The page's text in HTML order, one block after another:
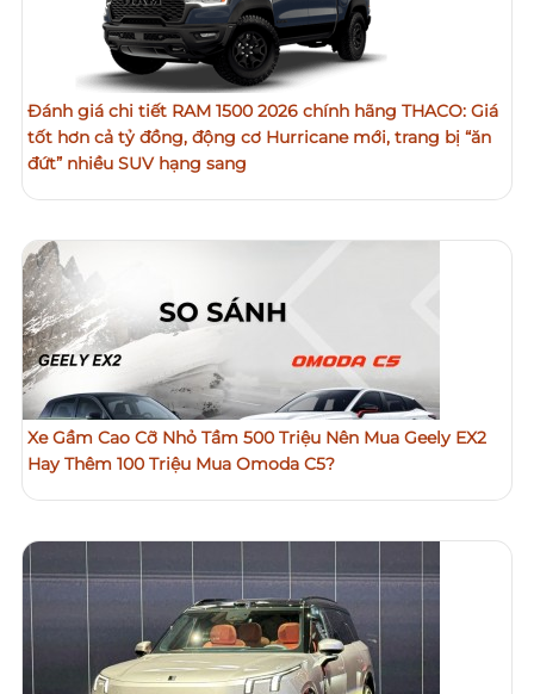
Đánh giá chi tiết RAM 1500 2026 chính hãng THACO: Giá
tốt hơn cả tỷ đồng, động cơ Hurricane mới, trang bị “ăn
đứt” nhiều SUV hạng sang
Xe Gầm Cao Cỡ Nhỏ Tầm 500 Triệu Nên Mua Geely EX2
Hay Thêm 100 Triệu Mua Omoda C5?